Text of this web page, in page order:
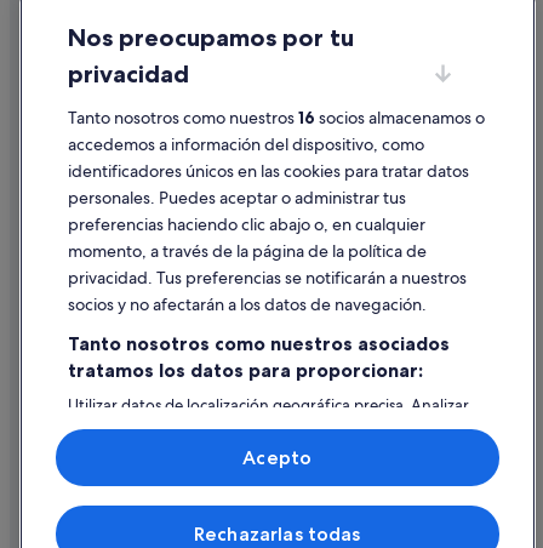
Condiciones de uso
Información legal/contacto
Pautas sobre el contenido y cómo denunciar contenido
Ayuda
Cancelar un vuelo
Cancelar una reserva de hotel o de un alquiler vacacional
Utilizar un cupón de Expedia
Documentos para viajes internacionales
© 2026 Expedia, Inc., una empresa de Expedia Group. Todos los
derechos reservados. Expedia y el logotipo de Expedia son marcas
Nos preocupamos por tu
privacidad
Tanto nosotros como nuestros16 socios almacenamos o
accedemos a información del dispositivo, como
identificadores únicos en las cookies para tratar datos
personales. Puedes aceptar o administrar tus
preferencias haciendo clic abajo o, en cualquier
momento, a través de la página de la política de
privacidad. Tus preferencias se notificarán a nuestros
socios y no afectarán a los datos de navegación.
Tanto nosotros como nuestros asociados
tratamos los datos para proporcionar:
Utilizar datos de localización geográfica precisa. Analizar
activamente las características del dispositivo para su
identificación. Almacenar la información en un dispositivo
y/o acceder a ella. Publicidad y contenido personalizados,
medición de publicidad y contenido, investigación de
audiencia y desarrollo de servicios.
Lista de asociados (proveedores)
Rechazarlas todas
Acepto